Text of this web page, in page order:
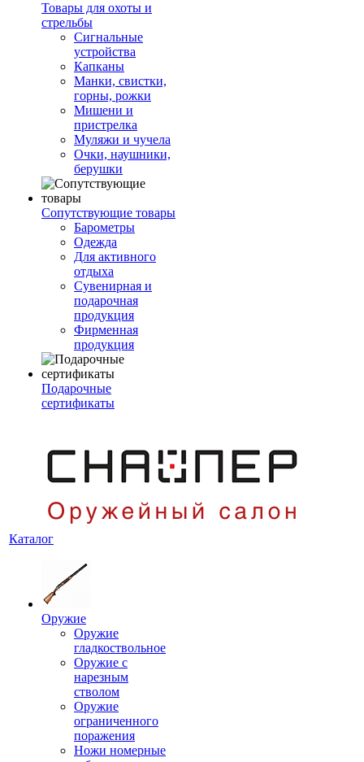
Товары для охоты и
стрельбы
Сигнальные
устройства
Капканы
Манки, свистки,
горны, рожки
Мишени и
пристрелка
Муляжи и чучела
Очки, наушники,
берушки
Сопутствующие товары
Барометры
Одежда
Для активного
отдыха
Сувенирная и
подарочная
продукция
Фирменная
продукция
Подарочные
сертификаты
Каталог
Оружие
Оружие
гладкоствольное
Оружие с
нарезным
стволом
Оружие
ограниченного
поражения
Ножи номерные